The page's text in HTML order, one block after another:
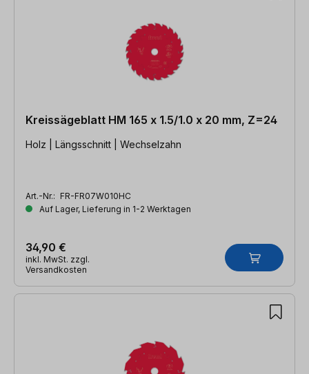
Kreissägeblatt HM 165 x 1.5/1.0 x 20 mm, Z=24
Holz | Längsschnitt | Wechselzahn
Art.-Nr.: FR-FR07W010HC
Auf Lager, Lieferung in 1-2 Werktagen
34,90 €
inkl. MwSt. zzgl.
Versandkosten